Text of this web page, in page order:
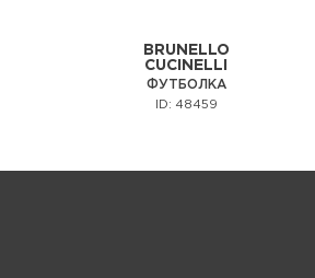
BRUNELLO
CUCINELLI
ФУТБОЛКА
ID: 48459